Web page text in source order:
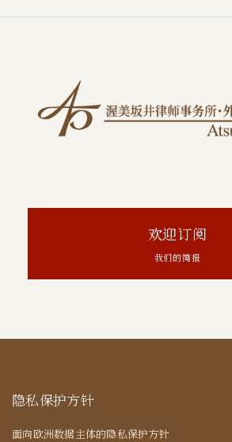
欢迎订阅
我们的简报
隐私保护方针
面向欧洲数据主体的隐私保护方针